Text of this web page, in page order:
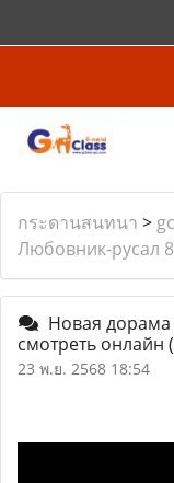
กระดานสนทนา >
Любовник-русал
Новая
смотреть онлайн
23 พ.ย. 2568 18:54